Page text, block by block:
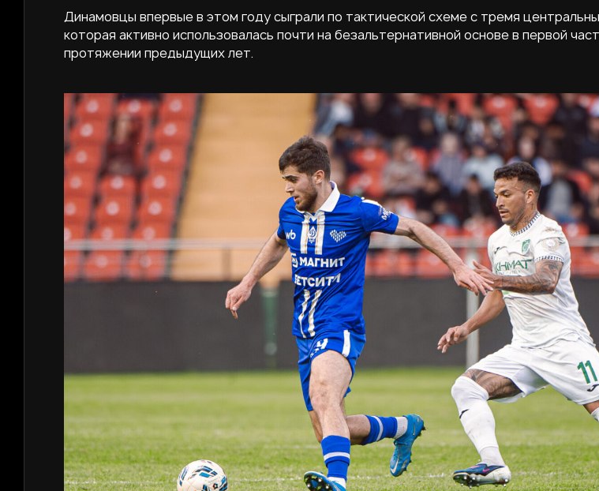
Динамовцы впервые в этом году сыграли по тактической схеме с тремя
которая активно использовалась почти на безальтернативной основе в первой
протяжении предыдущих лет.